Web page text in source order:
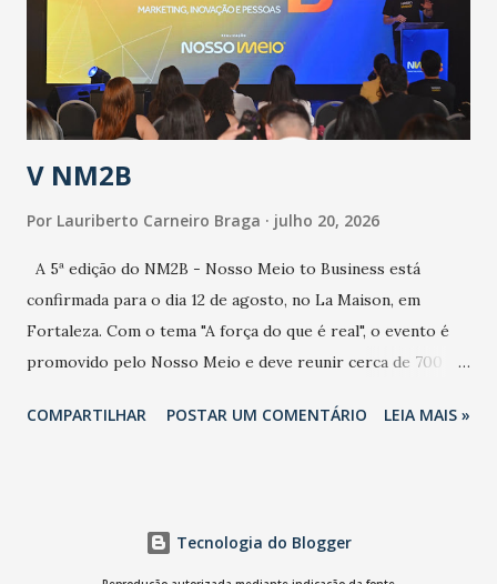
contaminação maior que outros coronavírus”, apontou o
secretário. Segundo ele, é uma epidemia com chance de
contaminação alta, podendo gerar um grande risco à
população e ao sistema de saúde. “Precisamos saber fazer a
estratificação do risco da doença, para não so...
V NM2B
Por Lauriberto Carneiro Braga julho 20, 2026
A 5ª edição do NM2B - Nosso Meio to Business está
confirmada para o dia 12 de agosto, no La Maison, em
Fortaleza. Com o tema "A força do que é real", o evento é
promovido pelo Nosso Meio e deve reunir cerca de 700
e lideranças do Mercado Nacional. Desde 2022, o NM2B
LinkedIn, VISA, Grupo 3corações, TikTok e M. Dias Branco.
A nova edição chega em um momento em que autenticidade
COMPARTILHAR POSTAR UM COMENTÁRIO LEIA MAIS »
Tecnologia do Blogger